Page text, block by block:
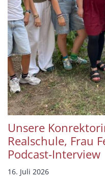
Unsere
Realschule, Frau
Podcast-Interview
16. Juli 2026